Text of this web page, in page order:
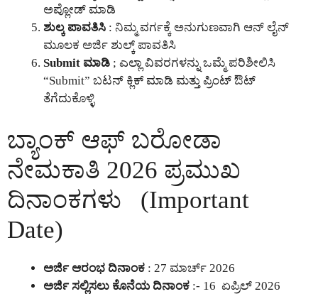
ಅಪ್ಲೋಡ್ ಮಾಡಿ
ಶುಲ್ಕ ಪಾವತಿಸಿ : ನಿಮ್ಮ ವರ್ಗಕ್ಕೆ ಅನುಗುಣವಾಗಿ ಆನ್ ಲೈನ್
ಮೂಲಕ ಅರ್ಜಿ ಶುಲ್ಕ್ ಪಾವತಿಸಿ
Submit ಮಾಡಿ ; ಎಲ್ಲಾ ವಿವರಗಳನ್ನು ಒಮ್ಮೆ ಪರಿಶೀಲಿಸಿ
“Submit” ಬಟನ್ ಕ್ಲಿಕ್ ಮಾಡಿ ಮತ್ತು ಪ್ರಿಂಟ್ ಔಟ್
ತೆಗೆದುಕೊಳ್ಳಿ
ಬ್ಯಾಂಕ್ ಆಫ್ ಬರೋಡಾ
ನೇಮಕಾತಿ 2026 ಪ್ರಮುಖ
ದಿನಾಂಕಗಳು (Important
Date)
ಅರ್ಜಿ ಆರಂಭ ದಿನಾಂಕ : 27 ಮಾರ್ಚ್ 2026
ಅರ್ಜಿ ಸಲ್ಲಿಸಲು ಕೊನೆಯ ದಿನಾಂಕ :- 16 ಏಪ್ರಿಲ್ 2026